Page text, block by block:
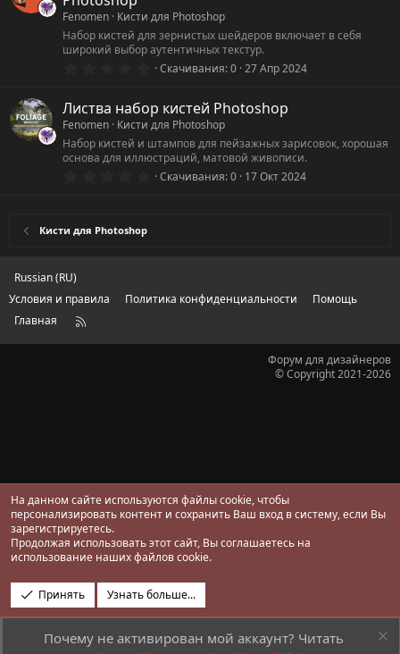
ё
з
д
Fenomen Кисти для Photoshop
Набор кистей для зернистых шейдеров включает в себя
широкий выбор аутентичных текстур.
0
0
з
в
ё
з
Скачивания 0 27 Апр 2024
Листва набор кистей Photoshop
Fenomen Кисти для Photoshop
Набор кистей и штампов для пейзажных зарисовок, хорошая
основа для иллюстраций, матовой живописи.
0Скачивания 0 17 Окт 2024
Кисти для Photoshop
Russian (RU)
Условия и правила
Политика конфиденциальности
Помощь
Главная
R
Форум для дизайнеров
© Copyright 2021-2026
На данном сайте используются файлы cookie, чтобы
персонализировать контент и сохранить Ваш вход в систему, если Вы
зарегистрируетесь.
Продолжая использовать этот сайт, Вы соглашаетесь на
использование наших файлов cookie.
Принять Узнать больше...
Почему не активирован мой аккаунт? Читать